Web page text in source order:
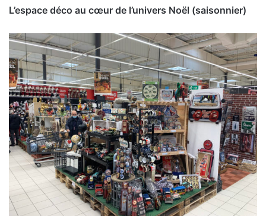
L’espace déco au cœur de l’univers Noël (saisonnier)